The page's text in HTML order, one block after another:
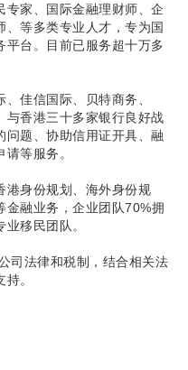
专家、国际金融理财师、企
、等多类专业人才，专为国
平台。目前已服务超十万多
佳信国际、贝特商务、
与香港三十多家银行良好战
问题、协助信用证开具、融
等服务。
港身份规划、海外身份规
金融业务，企业团队70%拥
移民团队。
司法律和税制，结合相关法
。